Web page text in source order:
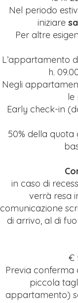
Nel periodo
iniziare
Per altre
L’appartamento
h.
Negli
le
Early check-in
50% della
in caso di
verrà resa
comunicazione
di arrivo, al di
€
Previa conferma
piccola
appartamento)